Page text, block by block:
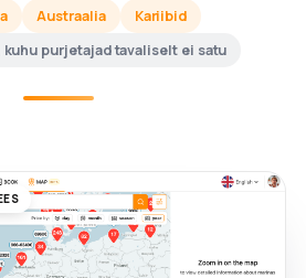
Austraalia
Kariibid
kuhu purjetajad tavaliselt ei satu